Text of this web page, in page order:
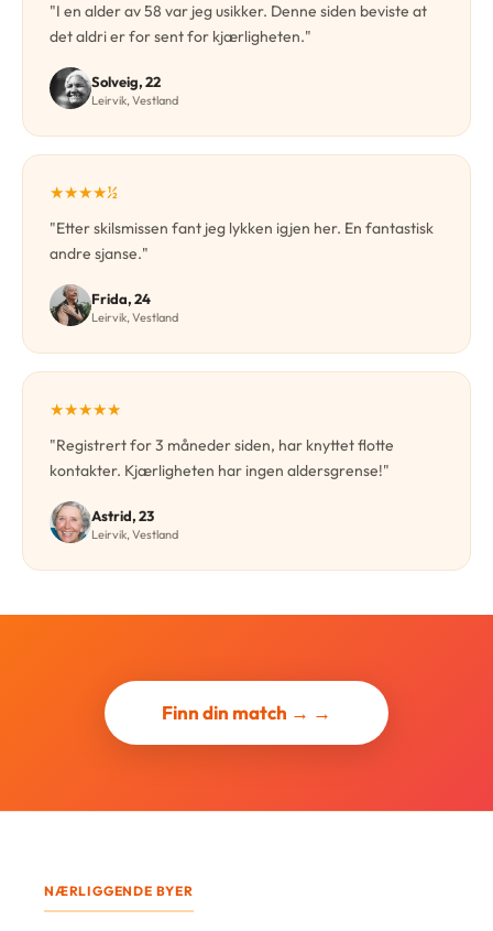
"I en alder av 58 var jeg usikker. Denne siden beviste at
det aldri er for sent for kjærligheten."
Solveig, 22
Leirvik, Vestland
★★★★½
"Etter skilsmissen fant jeg lykken igjen her. En fantastisk
andre sjanse."
Frida, 24
Leirvik, Vestland
★★★★★
"Registrert for 3 måneder siden, har knyttet flotte
kontakter. Kjærligheten har ingen aldersgrense!"
Astrid, 23
Leirvik, Vestland
Finn din match → →
NÆRLIGGENDE BYER